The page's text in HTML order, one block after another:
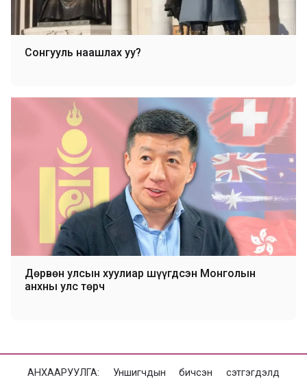
Сонгууль наашлах уу?
Дөрвөн улсын хуулиар шүүгдсэн Монголын
анхны улс төрч
АНХААРУУЛГА: Уншигчдын бичсэн сэтгэгдэлд